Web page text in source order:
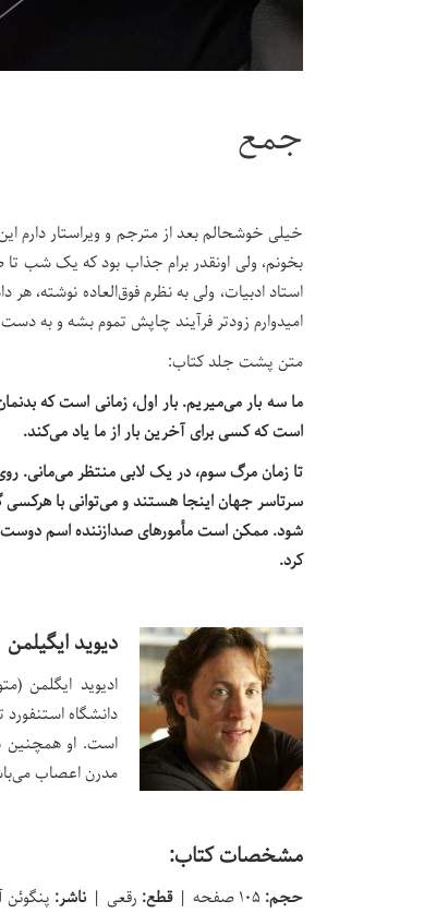
جمع
خیلی خوشحالم بعد از مترجم و ویراستار دارم
بخونم، ولی اونقدر برام جذاب بود که یک شب
استاد ادبیات، ولی به نظرم فوق‌العاده
امیدوارم زودتر فرآیند چاپش تموم بشه و به
متن پشت جلد کتاب:
ما سه ‌بار می‌میریم. بار اول، زمانی است که
است که کسی برای آخرین‌ بار از ما یاد می‌کند.
تا زمان مرگ سوم، در یک لابی منتظر می‌مانی.
سرتاسر جهان اینجا هستند و می‌توانی با
شود. ممکن است مأمورهای صدازننده اسم دوست
کرد.
دیوید ایگیلمن
دانشگاه
است. او همچنین
مدرن اعصاب
مشخصات کتاب:
حجم: قطع: رقعی | ناشر: پنگوئن